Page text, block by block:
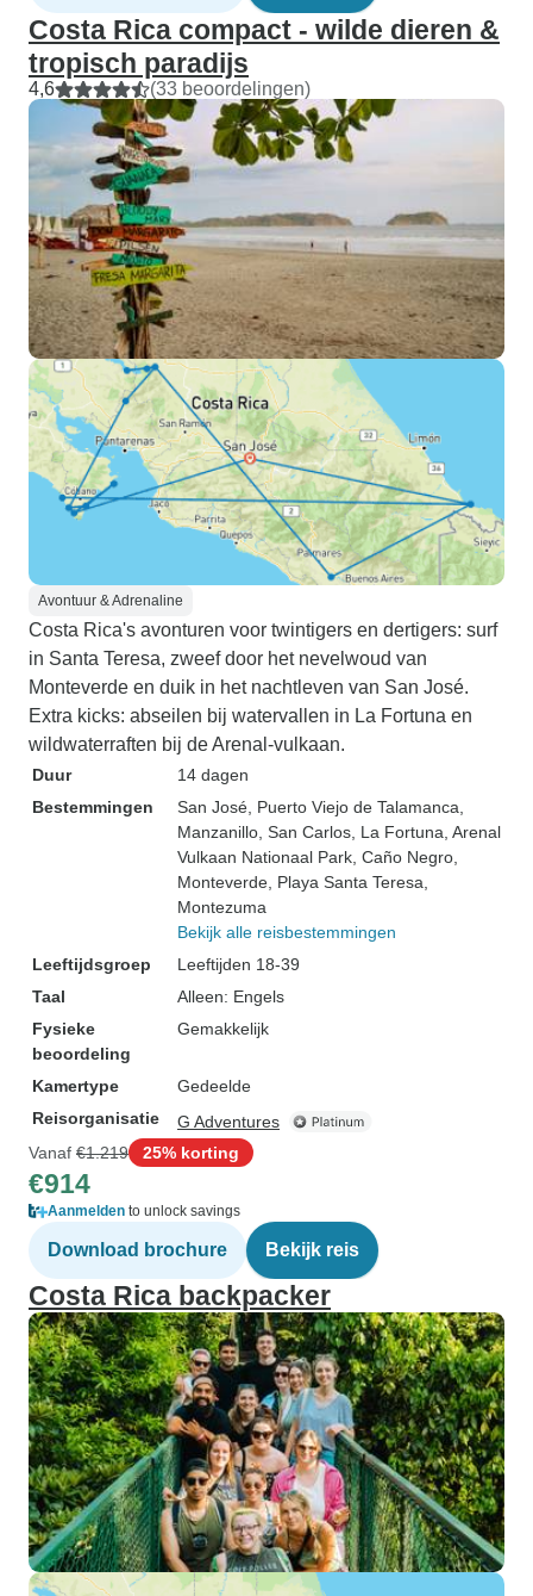
Costa Rica compact - wilde dieren &
tropisch paradijs
4,6 (33 beoordelingen)
Avontuur & Adrenaline
Costa Rica's avonturen voor twintigers en dertigers: surf
in Santa Teresa, zweef door het nevelwoud van
Monteverde en duik in het nachtleven van San José.
Extra kicks: abseilen bij watervallen in La Fortuna en
wildwaterraften bij de Arenal-vulkaan.
Duur
14 dagen
Bestemmingen
San José , Puerto Viejo de Talamanca
Manzanillo , San Carlos , La Fortuna , Arenal
Vulkaan Nationaal Park , Caño Negro
Monteverde , Playa Santa Teresa
Montezuma
Bekijk alle reisbestemmingen
Leeftijdsgroep
Leeftijden 18-39
Taal
Alleen: Engels
Fysieke
beoordeling
Gemakkelijk
Kamertype
Gedeelde
Reisorganisatie
G Adventures
Vanaf €1.219 25% korting
€914
Aanmelden to unlock savings
Download brochure Bekijk reis
Costa Rica backpacker